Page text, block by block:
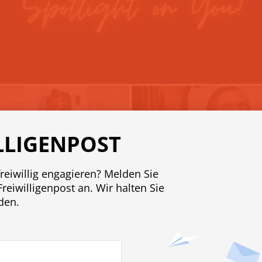
Tag der
You!
2020
engagieren? Melden Sie
an. Wir halten Sie